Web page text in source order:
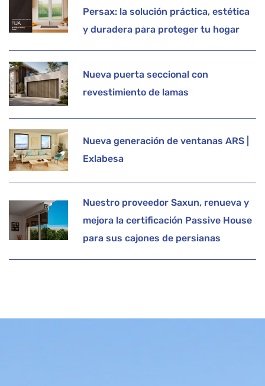
Persax: la solución práctica, estética
y duradera para proteger tu hogar
Nueva puerta seccional con
revestimiento de lamas
Nueva generación de ventanas ARS |
Exlabesa
Nuestro proveedor Saxun, renueva y
mejora la certificación Passive House
para sus cajones de persianas